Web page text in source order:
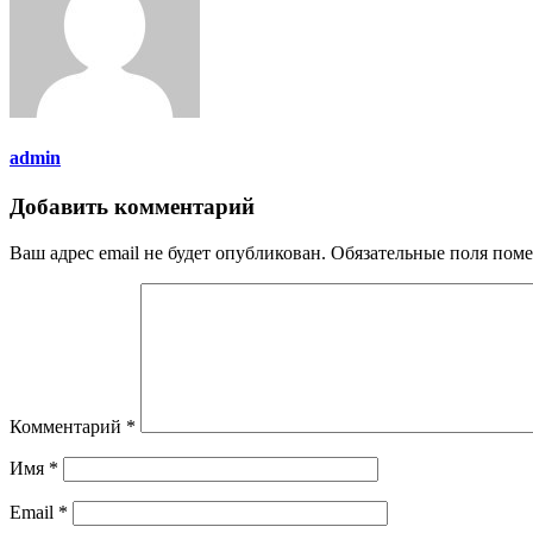
admin
Добавить комментарий
Ваш адрес email не будет опубликован. Обязательные поля
Комментарий *
Имя *
Email *